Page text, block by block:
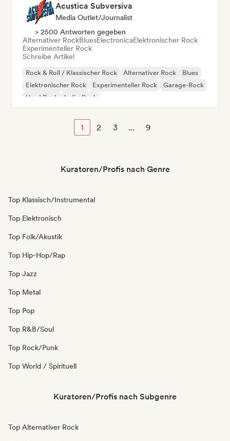
Acustica Subversiva
Media Outlet/Journalist
> 2500 Antworten gegeben
Alternativer RockBluesElectronicaElektronischer Rock
Experimenteller Rock
Schreibe Artikel
Rock & Roll / Klassischer Rock Alternativer Rock
Blues
Elektronischer Rock
Experimenteller Rock
Garage-Rock
Hard Rock
Indie-Rock
1 2 3 ... 9
Kuratoren/Profis nach Genre
Top Klassisch/Instrumental
Top Elektronisch
Top Folk/Akustik
Top Hip-Hop/Rap
Top Jazz
Top Metal
Top Pop
Top R&B/Soul
Top Rock/Punk
Top World / Spirituell
Kuratoren/Profis nach Subgenre
Top Alternativer Rock